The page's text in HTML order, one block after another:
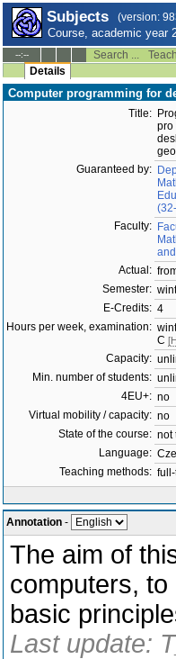
Subjects (version:
Course, academic year
--:-- Search ...
Details
Computer programming for
Title:
pro
Guaranteed by:
Faculty:
Actual:
Semester:
E-Credits: 4
Hours per week, examination:
C
Capacity:
Min. number of students:
4EU+: no
Virtual mobility / capacity: no
State of the course: not
Language:
Teaching methods:
Annotation -
The aim of
computers,
basic
Last update: